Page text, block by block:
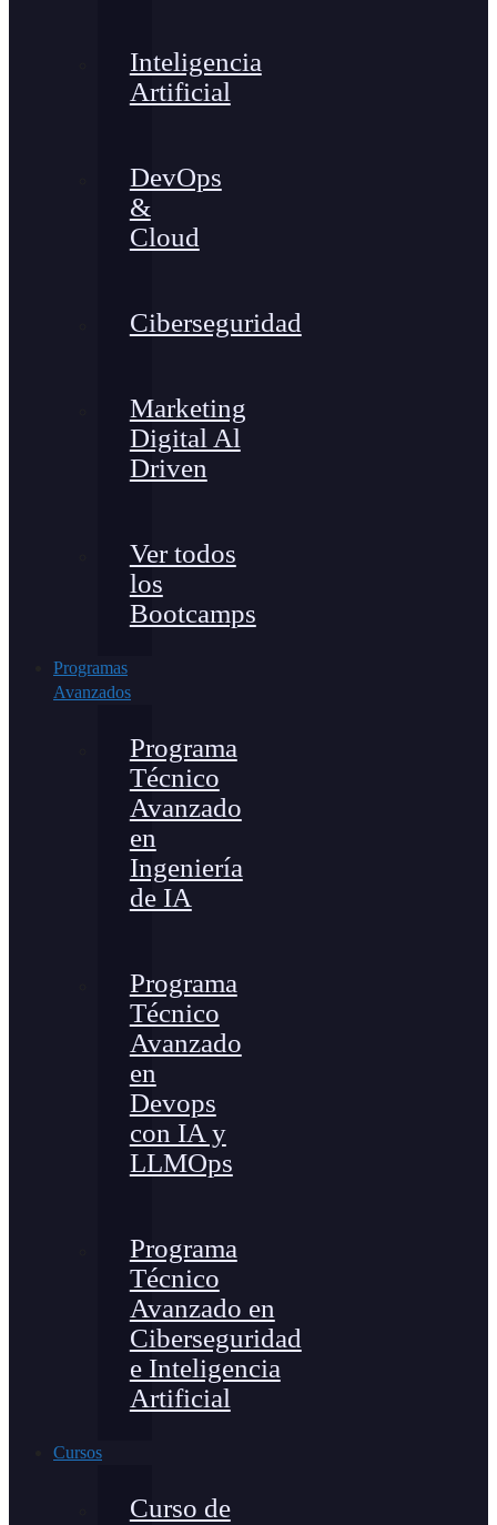
Inteligencia
Artificial
DevOps
&
Cloud
Ciberseguridad
Marketing
Digital Al
Driven
Ver todos
los
Bootcamps
Programas
Avanzados
Programa
Técnico
Avanzado
en
Ingeniería
de IA
Programa
Técnico
Avanzado
en
Devops
con IA y
LLMOps
Programa
Técnico
Avanzado en
Ciberseguridad
e Inteligencia
Artificial
Cursos
Curso de